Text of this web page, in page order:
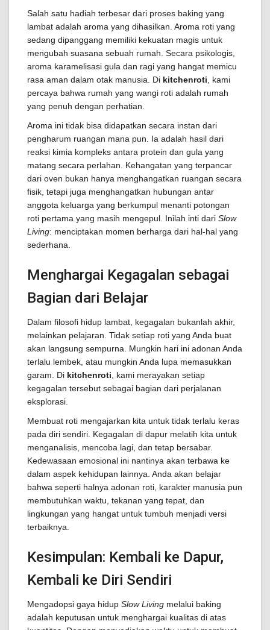
Salah satu hadiah terbesar dari proses baking yang
lambat adalah aroma yang dihasilkan. Aroma roti yang
sedang dipanggang memiliki kekuatan magis untuk
mengubah suasana sebuah rumah. Secara psikologis,
aroma karamelisasi gula dan ragi yang hangat memicu
rasa aman dalam otak manusia. Di kitchenroti , kami
percaya bahwa rumah yang wangi roti adalah rumah
yang penuh dengan perhatian.
Aroma ini tidak bisa didapatkan secara instan dari
pengharum ruangan mana pun. Ia adalah hasil dari
reaksi kimia kompleks antara protein dan gula yang
matang secara perlahan. Kehangatan yang terpancar
dari oven bukan hanya menghangatkan ruangan secara
fisik, tetapi juga menghangatkan hubungan antar
anggota keluarga yang berkumpul menanti potongan
roti pertama yang masih mengepul. Inilah inti dari Slow
Living: menciptakan momen berharga dari hal-hal yang
sederhana.
Menghargai Kegagalan sebagai
Bagian dari Belajar
Dalam filosofi hidup lambat, kegagalan bukanlah akhir,
melainkan pelajaran. Tidak setiap roti yang Anda buat
akan langsung sempurna. Mungkin hari ini adonan Anda
terlalu lembek, atau mungkin Anda lupa memasukkan
garam. Di kitchenroti , kami merayakan setiap
kegagalan tersebut sebagai bagian dari perjalanan
eksplorasi.
Membuat roti mengajarkan kita untuk tidak terlalu keras
pada diri sendiri. Kegagalan di dapur melatih kita untuk
menganalisis, mencoba lagi, dan tetap bersabar.
Kedewasaan emosional ini nantinya akan terbawa ke
dalam aspek kehidupan lainnya. Anda akan belajar
bahwa seperti halnya adonan roti, karakter manusia pun
membutuhkan waktu, tekanan yang tepat, dan
lingkungan yang hangat untuk tumbuh menjadi versi
terbaiknya.
Kesimpulan: Kembali ke Dapur,
Kembali ke Diri Sendiri
Mengadopsi gaya hidup Slow Living melalui baking
adalah keputusan untuk menghargai kualitas di atas